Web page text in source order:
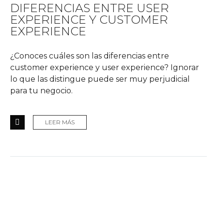
DIFERENCIAS ENTRE USER
EXPERIENCE Y CUSTOMER
EXPERIENCE
¿Conoces cuáles son las diferencias entre
customer experience y user experience? Ignorar
lo que las distingue puede ser muy perjudicial
para tu negocio.
LEER MÁS